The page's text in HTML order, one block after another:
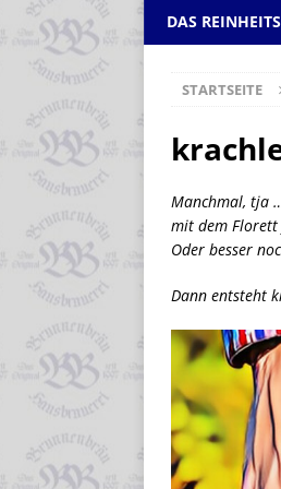
DAS
STARTSEITE
Manchmal, tja
mit dem Florett
Oder besser
Dann entsteht